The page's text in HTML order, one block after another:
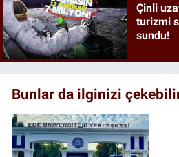
Çinli
turizmi
sundu!
Bunlar da ilginizi